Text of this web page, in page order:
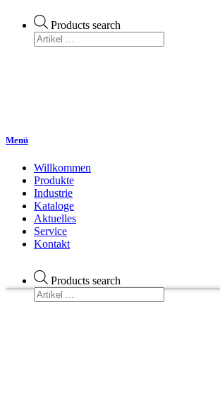
Products search
Menü
Willkommen
Produkte
Industrie
Kataloge
Aktuelles
Service
Kontakt
Products search